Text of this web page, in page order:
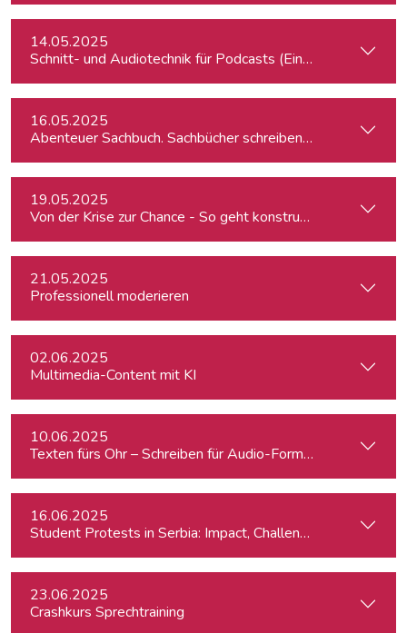
14.05.2025
Schnitt- und Audiotechnik für Podcasts (Einsteiger:innen)
16.05.2025
Abenteuer Sachbuch. Sachbücher schreiben für
19.05.2025
Von der Krise zur Chance - So geht konstruktiver
21.05.2025
Professionell moderieren
02.06.2025
Multimedia-Content mit KI
10.06.2025
Texten fürs Ohr – Schreiben für Audio-Formate
16.06.2025
Student Protests in Serbia: Impact, Challenges, and
23.06.2025
Crashkurs Sprechtraining